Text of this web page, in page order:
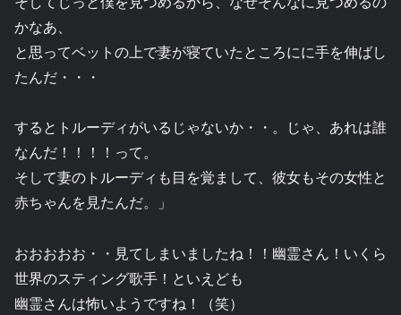
かなあ、
と思ってベットの上で妻が寝ていたところにに手を伸ばし
たんだ・・・
するとトルーディがいるじゃないか・・。じゃ、あれは誰
なんだ！！！！って。
そして妻のトルーディも目を覚まして、彼女もその女性と
赤ちゃんを見たんだ。」
おおおおお・・見てしまいましたね！！幽霊さん！いくら
世界のスティング歌手！といえども
幽霊さんは怖いようですね！（笑）